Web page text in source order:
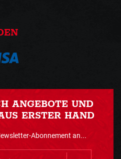
ANGEBOTE UND
ERSTER HAND
Abonnement an...